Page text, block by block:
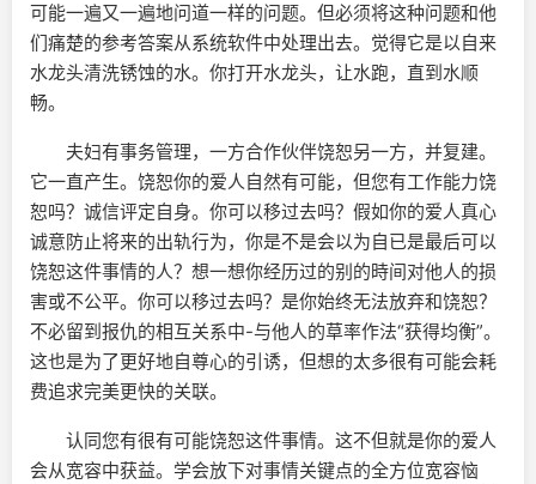
可能一遍又一遍地问道一样的问题。但必须将这种问题和他
们痛楚的参考答案从系统软件中处理出去。觉得它是以自来
水龙头清洗锈蚀的水。你打开水龙头，让水跑，直到水顺
畅。
夫妇有事务管理，一方合作伙伴饶恕另一方，并复建。
它一直产生。饶恕你的爱人自然有可能，但您有工作能力饶
恕吗？诚信评定自身。你可以移过去吗？假如你的爱人真心
诚意防止将来的出轨行为，你是不是会以为自已是最后可以
饶恕这件事情的人？想一想你经历过的别的時间对他人的损
害或不公平。你可以移过去吗？是你始终无法放弃和饶恕？
不必留到报仇的相互关系中-与他人的草率作法“获得均衡”。
这也是为了更好地自尊心的引诱，但想的太多很有可能会耗
费追求完美更快的关联。
认同您有很有可能饶恕这件事情。这不但就是你的爱人
会从宽容中获益。学会放下对事情关键点的全方位宽容恼